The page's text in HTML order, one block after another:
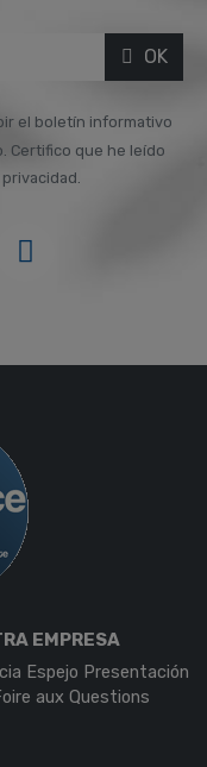
OK
el boletín informativo
Certifico que he leído
EMPRESA
Espejo Presentación
aux Questions